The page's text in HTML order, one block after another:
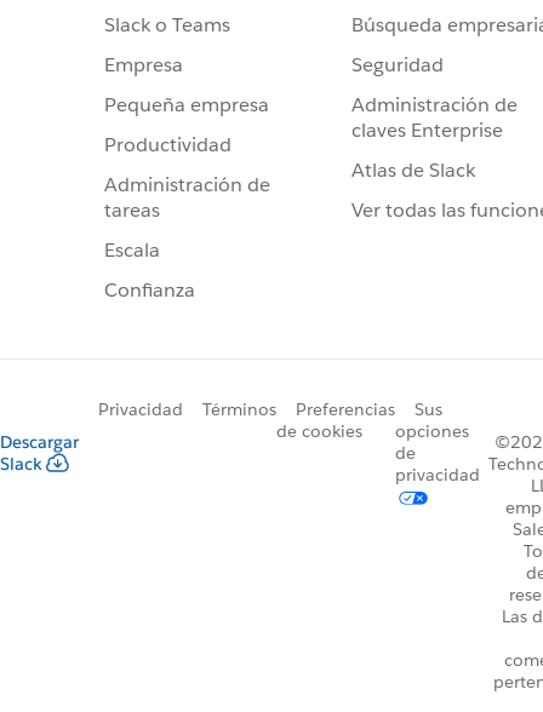
Slack o Teams
Empresa
Pequeña empresa
Productividad
Administración de
tareas
Escala
Confianza
Búsqueda
Seguridad
Administración de
claves Enterprise
Atlas de Slack
Ver todas las
Descargar
Slack
Privacidad Términos
Preferencias
de cookies
Sus
opciones
de
privacidad
Las